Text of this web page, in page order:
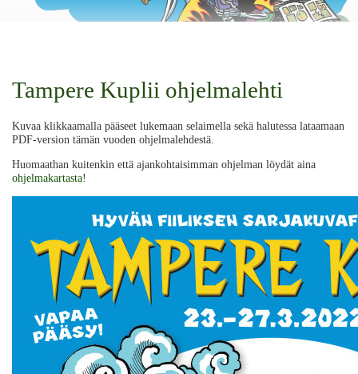
Tampere Kuplii ohjelmalehti
Kuvaa klikkaamalla pääseet lukemaan selaimella sekä halutessa lataamaan
PDF-version tämän vuoden ohjelmalehdestä.
Huomaathan kuitenkin että ajankohtaisimman ohjelman löydät aina
ohjelmakartasta!